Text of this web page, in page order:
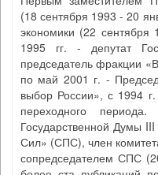
(18 сентября 1993 - 20
экономики (22
1995 гг. - депутат
председатель фракции
по май 2001 г. -
выбор России», с 1994 г.
переходного
Государственной Думы
Сил» (СПС), член
сопредседателем СПС